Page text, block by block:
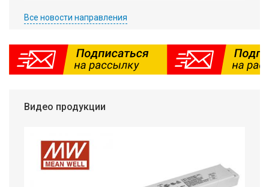
Все новости направления
Видео продукции